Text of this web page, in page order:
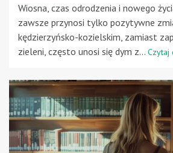
Wiosna, czas odrodzenia i nowego
zawsze przynosi tylko pozytywne
kędzierzyńsko-kozielskim, zamiast
zieleni, często unosi się dym z... Czytaj